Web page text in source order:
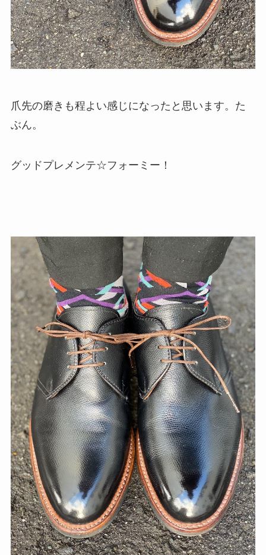
爪先の磨きも程よい感じになったと思います。た
ぶん。
グッドプレメンテ☆フォーミー！